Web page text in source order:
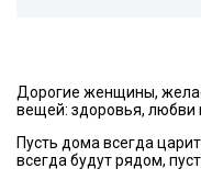
Дорогие женщины,
вещей: здоровья, любви
Пусть дома всегда
всегда будут рядом,